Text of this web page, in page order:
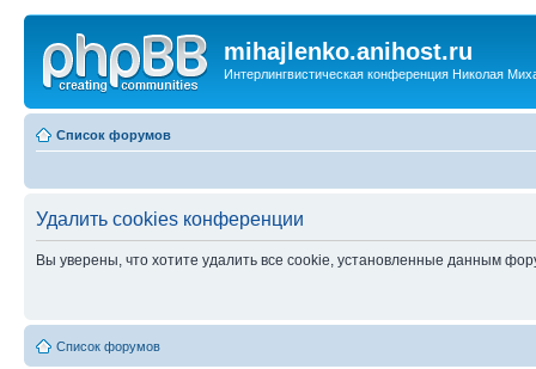
mihajlenko.anihost.ru
Интерлингвистическая конференция Николая
Список форумов
Удалить cookies конференции
Вы уверены, что хотите удалить все cookie, установленные данным
Список форумов